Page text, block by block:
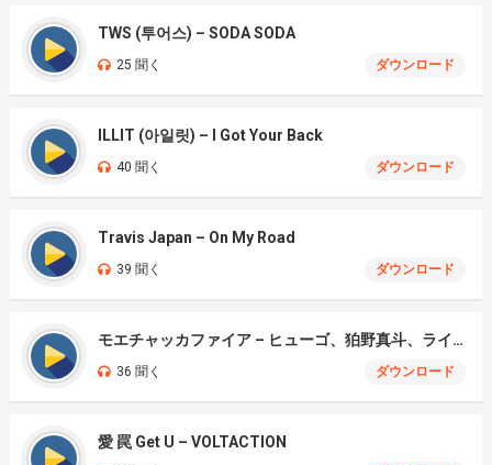
TWS (투어스) – SODA SODA
25 聞く ダウンロード
ILLIT (아일릿) – I Got Your Back
40 聞く ダウンロード
Travis Japan – On My Road
39 聞く ダウンロード
モエチャッカファイア – ヒューゴ、狛野真斗、ライト、セヴェリアン (Cover )
36 聞く ダウンロード
愛 罠 Get U – VOLTACTION